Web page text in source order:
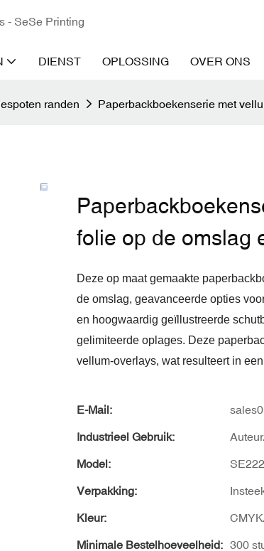
- SeSe Printing
DIENST OPLOSSING OVER ONS
randen Paperbackboekenserie met
folie op de omslag
Deze op maat gemaakte
de omslag, geavanceerde opties
en hoogwaardig geïllustreerde
gelimiteerde oplages. Deze
vellum-overlays, wat resulteert in
E-Mail:
Industrieel Gebruik:
Model:
Verpakking:
Kleur:
Minimale Bestelhoeveelheid: 300